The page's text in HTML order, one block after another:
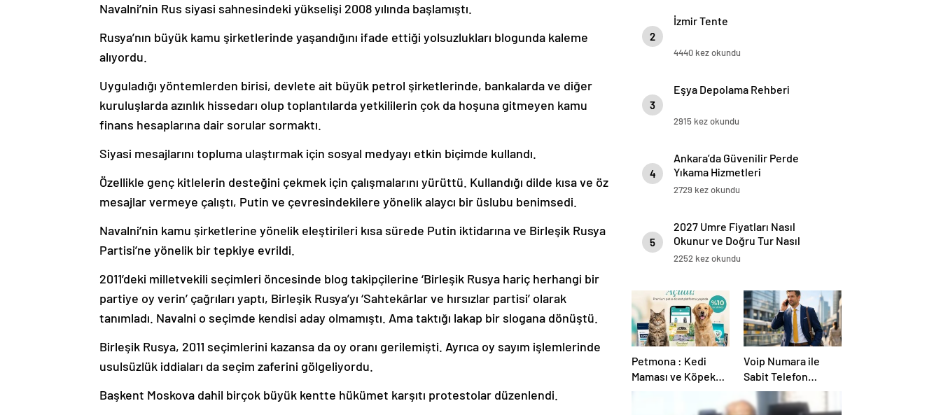
Navalni’nin Rus siyasi sahnesindeki yükselişi 2008 yılında başlamıştı.
Rusya’nın büyük kamu şirketlerinde yaşandığını ifade ettiği yolsuzlukları blogunda kaleme
alıyordu.
Uyguladığı yöntemlerden birisi, devlete ait büyük petrol şirketlerinde, bankalarda ve diğer
kuruluşlarda azınlık hissedarı olup toplantılarda yetkililerin çok da hoşuna gitmeyen kamu
finans hesaplarına dair sorular sormaktı.
Siyasi mesajlarını topluma ulaştırmak için sosyal medyayı etkin biçimde kullandı.
Özellikle genç kitlelerin desteğini çekmek için çalışmalarını yürüttü. Kullandığı dilde kısa ve öz
mesajlar vermeye çalıştı, Putin ve çevresindekilere yönelik alaycı bir üslubu benimsedi.
Navalni’nin kamu şirketlerine yönelik eleştirileri kısa sürede Putin iktidarına ve Birleşik Rusya
Partisi’ne yönelik bir tepkiye evrildi.
2011’deki milletvekili seçimleri öncesinde blog takipçilerine ‘Birleşik Rusya hariç herhangi bir
partiye oy verin’ çağrıları yaptı, Birleşik Rusya’yı ‘Sahtekârlar ve hırsızlar partisi’ olarak
tanımladı. Navalni o seçimde kendisi aday olmamıştı. Ama taktığı lakap bir slogana dönüştü.
Birleşik Rusya, 2011 seçimlerini kazansa da oy oranı gerilemişti. Ayrıca oy sayım işlemlerinde
usulsüzlük iddiaları da seçim zaferini gölgeliyordu.
Başkent Moskova dahil birçok büyük kentte hükümet karşıtı protestolar düzenlendi.
2
İzmir Tente
4440 kez okundu
3
Eşya Depolama Rehberi
2915 kez okundu
4
Ankara’da Güvenilir Perde
Yıkama Hizmetleri
2729 kez okundu
5
2027 Umre Fiyatları Nasıl
Okunur ve Doğru Tur Nasıl
Seçilir
2252 kez okundu
Petmona : Kedi
Maması ve Köpek
Maması İle Tüm
Voip Numara ile
Sabit Telefon
Alternatifi Nasıl
Seçilir